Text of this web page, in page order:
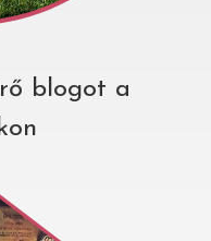
blogot a